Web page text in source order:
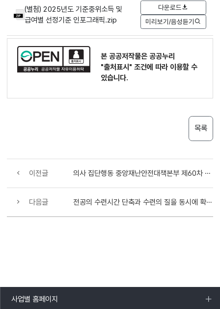
(별첨) 2025년도 기준중위소득 및
급여별 선정기준 인포그래픽.zip
다운로드
미리보기/음성듣기
본 공공저작물은 공공누리
"출처표시" 조건에 따라 이용할 수
있습니다.
목록
이전글 의사 집단행동 중앙재난안전대책본부 제60차 회의 개최
다음글 전공의 수련시간 단축과 수련의 질을 동시에 확보한다
사업별 홈페이지
목록